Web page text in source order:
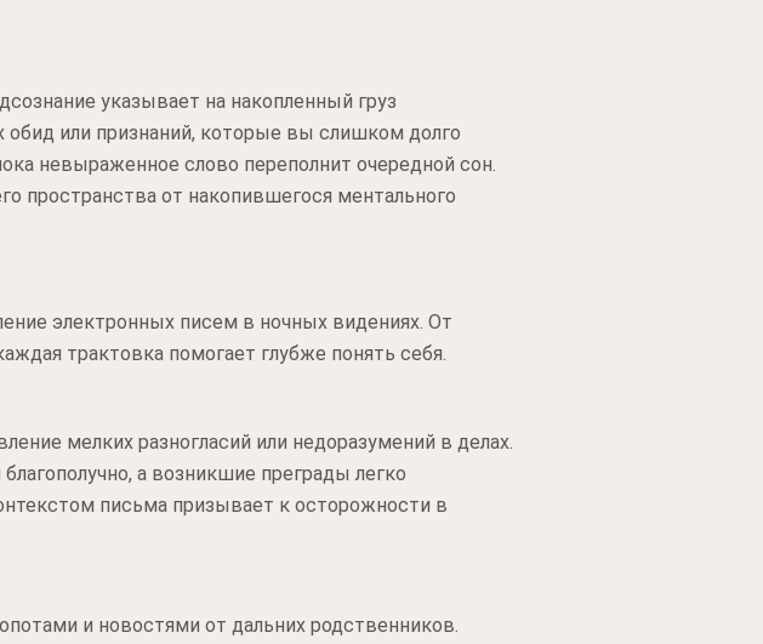
указывает на накопленный груз
или признаний, которые вы слишком долго
невыраженное слово переполнит очередной сон.
пространства от накопившегося ментального
электронных писем в ночных видениях. От
трактовка помогает глубже понять себя.
мелких разногласий или недоразумений в делах.
а возникшие преграды легко
письма призывает к осторожности в
и новостями от дальних родственников.